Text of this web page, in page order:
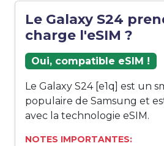
Le Galaxy S24
charge l'eSIM ?
Oui, compatible eSIM !
Le Galaxy S24 [e1q] est un
populaire de Samsung et
avec la technologie eSIM.
NOTES IMPORTANTES: